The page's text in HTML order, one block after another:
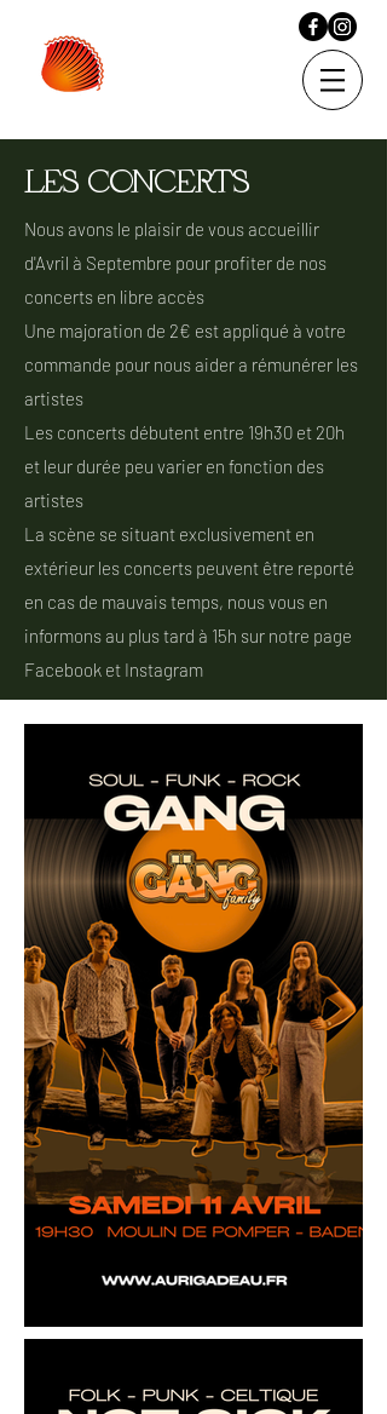
LES CONCERTS
Nous avons le plaisir de vous accueillir
d'Avril à Septembre pour profiter de nos
concerts en libre accès
Une majoration de 2€ est appliqué à votre
commande pour nous aider a rémunérer les
artistes
Les concerts débutent entre 19h30 et 20h
et leur durée peu varier en fonction des
artistes
La scène se situant exclusivement en
extérieur les concerts peuvent être reporté
en cas de mauvais temps, nous vous en
informons au plus tard à 15h sur notre page
Facebook et Instagram